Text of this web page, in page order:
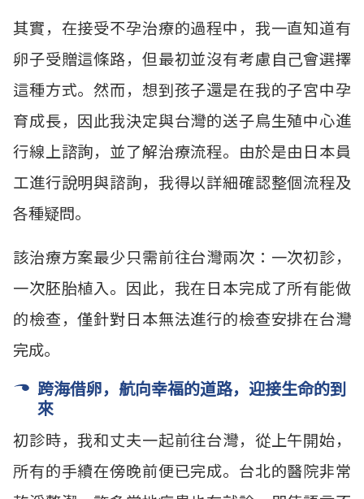
其實，在接受不孕治療的過程中，我一直知道有
卵子受贈這條路，但最初並沒有考慮自己會選擇
這種方式。然而，想到孩子還是在我的子宮中孕
育成長，因此我決定與台灣的送子鳥生殖中心進
行線上諮詢，並了解治療流程。由於是由日本員
工進行說明與諮詢，我得以詳細確認整個流程及
各種疑問。
該治療方案最少只需前往台灣兩次：一次初診，
一次胚胎植入。因此，我在日本完成了所有能做
的檢查，僅針對日本無法進行的檢查安排在台灣
完成。
跨海借卵，航向幸福的道路，迎接生命的到
來
初診時，我和丈夫一起前往台灣，從上午開始，
所有的手續在傍晚前便已完成。台北的醫院非常